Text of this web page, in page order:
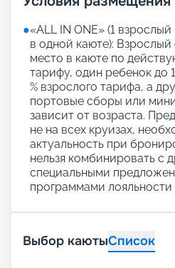
●«АLL IN ONE» (1 взрослый
в одной каюте):
место в каюте по
тарифу, один ребенок до
% взрослого тарифа, а
портовые сборы или
зависит от возраста.
не на всех круизах,
актуальность при
нельзя комбинировать с
специальными
программами лояльности
Выбор каютыСписок